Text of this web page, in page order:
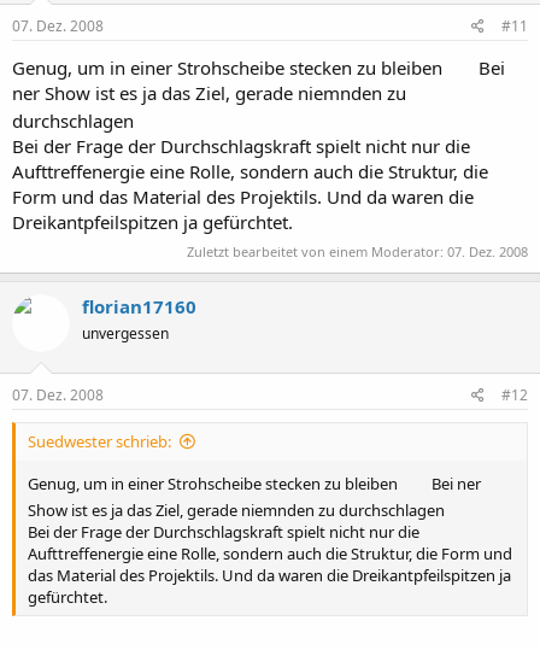
07. Dez. 2008 #11
Genug, um in einer Strohscheibe stecken zu bleiben
Bei
ner Show ist es ja das Ziel, gerade niemnden zu
durchschlagen
Bei der Frage der Durchschlagskraft spielt nicht nur die
Aufttreffenergie eine Rolle, sondern auch die Struktur, die
Form und das Material des Projektils. Und da waren die
Dreikantpfeilspitzen ja gefürchtet.
Zuletzt bearbeitet von einem Moderator: 07. Dez. 2008
florian17160
unvergessen
07. Dez. 2008 #12
Suedwester schrieb:
Genug, um in einer Strohscheibe stecken zu bleiben
Bei ner
Show ist es ja das Ziel, gerade niemnden zu durchschlagen
Bei der Frage der Durchschlagskraft spielt nicht nur die
Aufttreffenergie eine Rolle, sondern auch die Struktur, die Form und
das Material des Projektils. Und da waren die Dreikantpfeilspitzen ja
gefürchtet.